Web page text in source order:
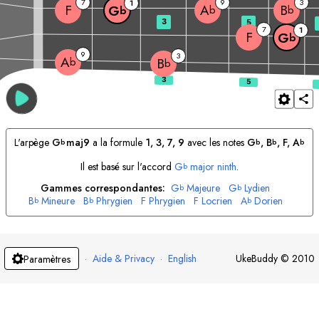
Ab 9
Bb 3
F 7 Gb 1
F Gb 1 Ab Bb
3 5
L'arpège Gbmaj9 a la formule 1, 3, 7, 9 avec les notes Gb, Bb, F, Ab
Il est basé sur l'accord Gb major ninth.
Gammes correspondantes: Gb Majeure Gb Lydien
Bb Mineure Bb Phrygien F Phrygien F Locrien Ab Dorien
Ab Myxolydien
Paramètres · Aide & Privacy · English UkeBuddy © 2010